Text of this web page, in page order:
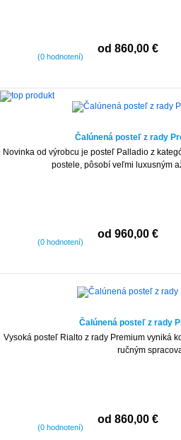
(0 hodnotení)
od 860,00 €
Čalúnená posteľ z rady
Novinka od výrobcu je posteľ Palladio z
postele, pôsobí veľmi luxusným
(0 hodnotení)
od 960,00 €
Čalúnená posteľ z rady
Vysoká posteľ Rialto z rady Premium vyniká
ručným
(0 hodnotení)
od 860,00 €